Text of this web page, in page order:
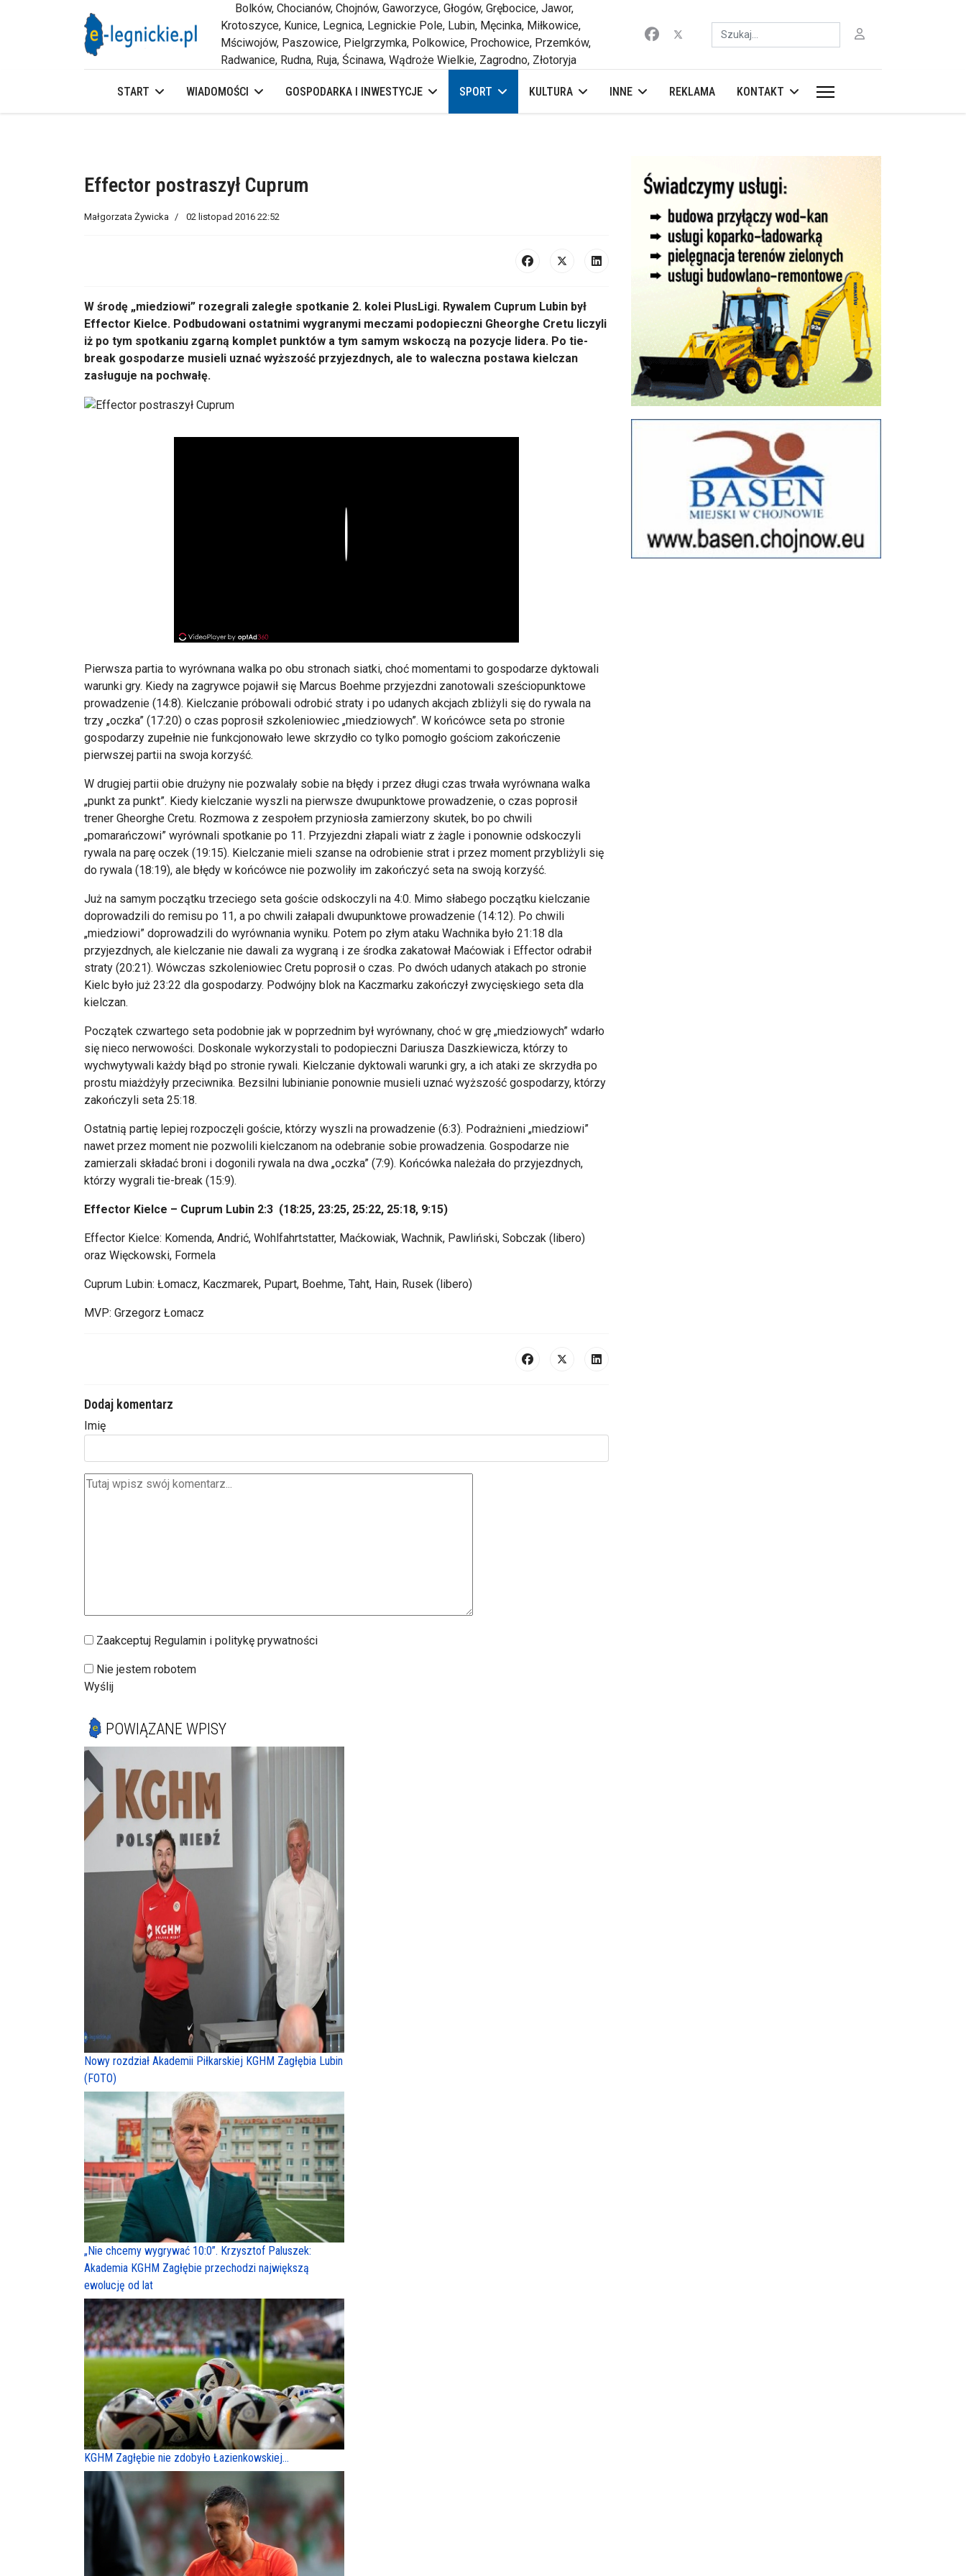
Bolków, Chocianów, Chojnów, Gaworzyce, Głogów, Grębocice, Jawor,
Krotoszyce, Kunice, Legnica, Legnickie Pole, Lubin, Męcinka, Miłkowice,
Mściwojów, Paszowice, Pielgrzymka, Polkowice, Prochowice, Przemków,
Radwanice, Rudna, Ruja, Ścinawa, Wądroże Wielkie, Zagrodno, Złotoryja
Szukaj
START WIADOMOŚCI GOSPODARKA I INWESTYCJE SPORT KULTURA INNE REKLAMA KONTAKT
Effector postraszył Cuprum
Małgorzata Żywicka 02 listopad 2016 22:52
W środę „miedziowi” rozegrali zaległe spotkanie 2. kolei PlusLigi. Rywalem Cuprum Lubin był
Effector Kielce. Podbudowani ostatnimi wygranymi meczami podopieczni Gheorghe Cretu liczyli
iż po tym spotkaniu zgarną komplet punktów a tym samym wskoczą na pozycje lidera. Po tie-
break gospodarze musieli uznać wyższość przyjezdnych, ale to waleczna postawa kielczan
zasługuje na pochwałę.
Pierwsza partia to wyrównana walka po obu stronach siatki, choć momentami to gospodarze dyktowali
warunki gry. Kiedy na zagrywce pojawił się Marcus Boehme przyjezdni zanotowali sześciopunktowe
prowadzenie (14:8). Kielczanie próbowali odrobić straty i po udanych akcjach zbliżyli się do rywala na
trzy „oczka” (17:20) o czas poprosił szkoleniowiec „miedziowych”. W końcówce seta po stronie
gospodarzy zupełnie nie funkcjonowało lewe skrzydło co tylko pomogło gościom zakończenie
pierwszej partii na swoja korzyść.
W drugiej partii obie drużyny nie pozwalały sobie na błędy i przez długi czas trwała wyrównana walka
„punkt za punkt”. Kiedy kielczanie wyszli na pierwsze dwupunktowe prowadzenie, o czas poprosił
trener Gheorghe Cretu. Rozmowa z zespołem przyniosła zamierzony skutek, bo po chwili
„pomarańczowi” wyrównali spotkanie po 11. Przyjezdni złapali wiatr z żagle i ponownie odskoczyli
rywala na parę oczek (19:15). Kielczanie mieli szanse na odrobienie strat i przez moment przybliżyli się
do rywala (18:19), ale błędy w końcówce nie pozwoliły im zakończyć seta na swoją korzyść.
Już na samym początku trzeciego seta goście odskoczyli na 4:0. Mimo słabego początku kielczanie
doprowadzili do remisu po 11, a po chwili załapali dwupunktowe prowadzenie (14:12). Po chwili
„miedziowi” doprowadzili do wyrównania wyniku. Potem po złym ataku Wachnika było 21:18 dla
przyjezdnych, ale kielczanie nie dawali za wygraną i ze środka zakatował Maćowiak i Effector odrabił
straty (20:21). Wówczas szkoleniowiec Cretu poprosił o czas. Po dwóch udanych atakach po stronie
Kielc było już 23:22 dla gospodarzy. Podwójny blok na Kaczmarku zakończył zwycięskiego seta dla
kielczan.
Początek czwartego seta podobnie jak w poprzednim był wyrównany, choć w grę „miedziowych” wdarło
się nieco nerwowości. Doskonale wykorzystali to podopieczni Dariusza Daszkiewicza, którzy to
wychwytywali każdy błąd po stronie rywali. Kielczanie dyktowali warunki gry, a ich ataki ze skrzydła po
prostu miażdżyły przeciwnika. Bezsilni lubinianie ponownie musieli uznać wyższość gospodarzy, którzy
zakończyli seta 25:18.
Ostatnią partię lepiej rozpoczęli goście, którzy wyszli na prowadzenie (6:3). Podrażnieni „miedziowi”
nawet przez moment nie pozwolili kielczanom na odebranie sobie prowadzenia. Gospodarze nie
zamierzali składać broni i dogonili rywala na dwa „oczka” (7:9). Końcówka należała do przyjezdnych,
którzy wygrali tie-break (15:9).
Effector Kielce – Cuprum Lubin 2:3 (18:25, 23:25, 25:22, 25:18, 9:15)
Effector Kielce: Komenda, Andrić, Wohlfahrtstatter, Maćkowiak, Wachnik, Pawliński, Sobczak (libero)
oraz Więckowski, Formela
Cuprum Lubin: Łomacz, Kaczmarek, Pupart, Boehme, Taht, Hain, Rusek (libero)
MVP: Grzegorz Łomacz
Dodaj komentarz
Imię
Zaakceptuj Regulamin i politykę prywatności
Nie jestem robotem
Wyślij
POWIĄZANE WPISY
Nowy rozdział Akademii Piłkarskiej KGHM Zagłębia Lubin
(FOTO)
„Nie chcemy wygrywać 10:0”. Krzysztof Paluszek:
Akademia KGHM Zagłębie przechodzi największą
ewolucję od lat
KGHM Zagłębie nie zdobyło Łazienkowskiej...